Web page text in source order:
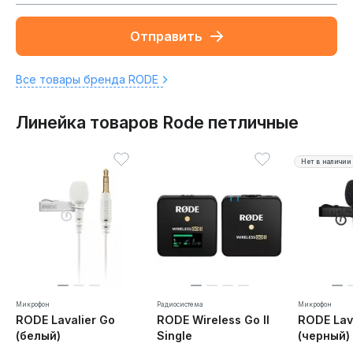
Отправить
Все товары бренда RODE
Линейка товаров Rode петличные
Микрофон
RODE Lavalier Go
(белый)
Радиосистема
RODE Wireless Go II
Single
Нет в наличии
Микрофон
RODE
(черный)